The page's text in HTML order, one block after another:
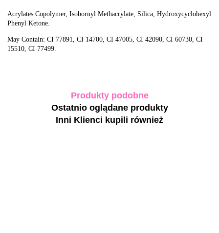
Acrylates Copolymer, Isobornyl Methacrylate, Silica, Hydroxycyclohexyl
Phenyl Ketone.
May Contain: CI 77891, CI 14700, CI 47005, CI 42090, CI 60730, CI
15510, CI 77499.
Produkty podobne
Ostatnio oglądane produkty
Inni Klienci kupili również